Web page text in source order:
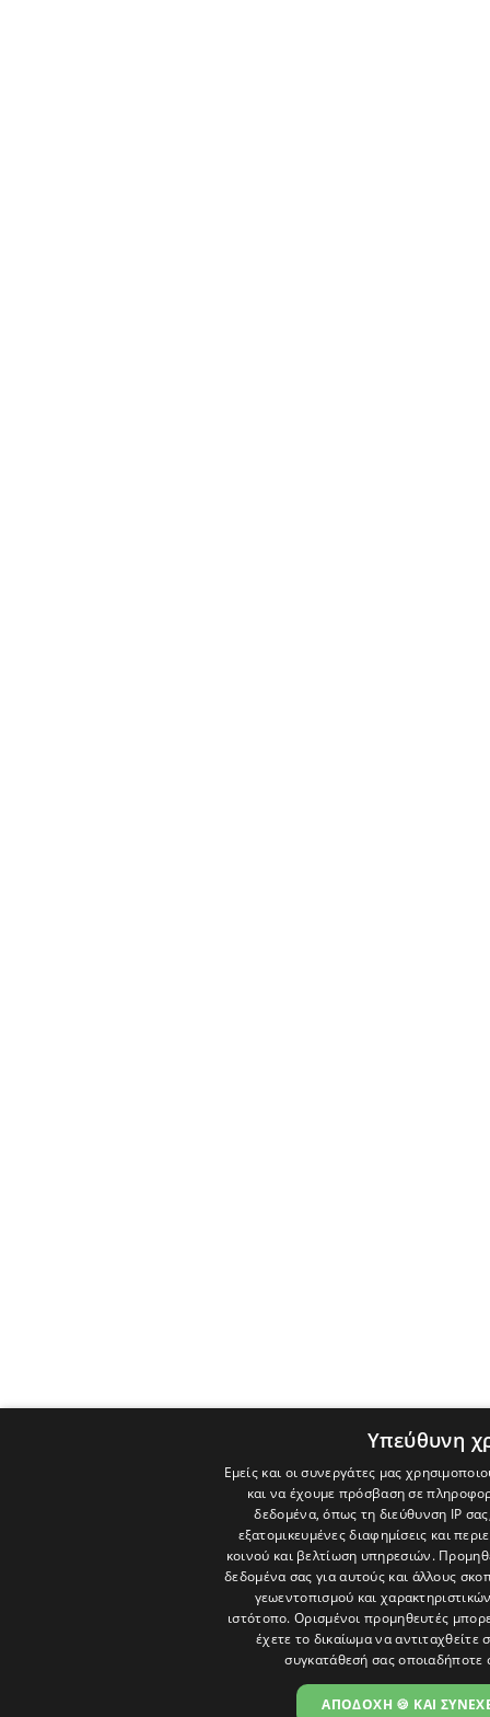
Υπεύθυνη
Εμείς και οι συνεργάτες μας
και να έχουμε πρόσβαση σε
δεδομένα, όπως τη διεύθυνση IP
εξατομικευμένες διαφημίσεις και
κοινού και βελτίωση υπηρεσιών.
δεδομένα σας για αυτούς και άλλους
γεωεντοπισμού και
ιστότοπο. Ορισμένοι προμηθευτές
έχετε το δικαίωμα να αντιταχθείτε
συγκατάθεσή σας οποιαδήποτε
ΑΠΟΔΟΧΗ 🍪 ΚΑΙ